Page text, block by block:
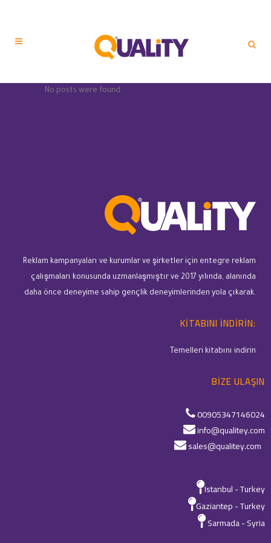
No posts were found.
Reklam kampanyaları ve kurumlar ve şirketler için entegre reklam
çalışmaları konusunda uzmanlaşmıştır ve 2017 yılında, alanında
daha önce deneyime sahip gençlik deneyimlerinden yola çıkarak.
KITABINI INDIRIN:
Temelleri kitabını indirin
BIZE ULAŞIN
00905347146024
info@qualitey.com
sales@qualitey.com
Istanbul - Turkey
Gaziantep - Turkey
Sarmada - Syria